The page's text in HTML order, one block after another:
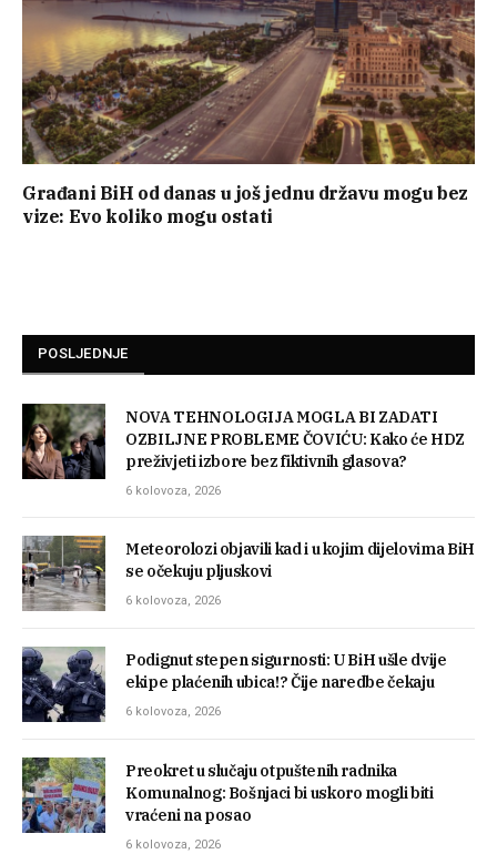
Građani BiH od danas u još jednu državu mogu bez
vize: Evo koliko mogu ostati
POSLJEDNJE
NOVA TEHNOLOGIJA MOGLA BI ZADATI
OZBILJNE PROBLEME ČOVIĆU: Kako će HDZ
preživjeti izbore bez fiktivnih glasova?
6 kolovoza, 2026
Meteorolozi objavili kad i u kojim dijelovima BiH
se očekuju pljuskovi
6 kolovoza, 2026
Podignut stepen sigurnosti: U BiH ušle dvije
ekipe plaćenih ubica!? Čije naredbe čekaju
6 kolovoza, 2026
Preokret u slučaju otpuštenih radnika
Komunalnog: Bošnjaci bi uskoro mogli biti
vraćeni na posao
6 kolovoza, 2026